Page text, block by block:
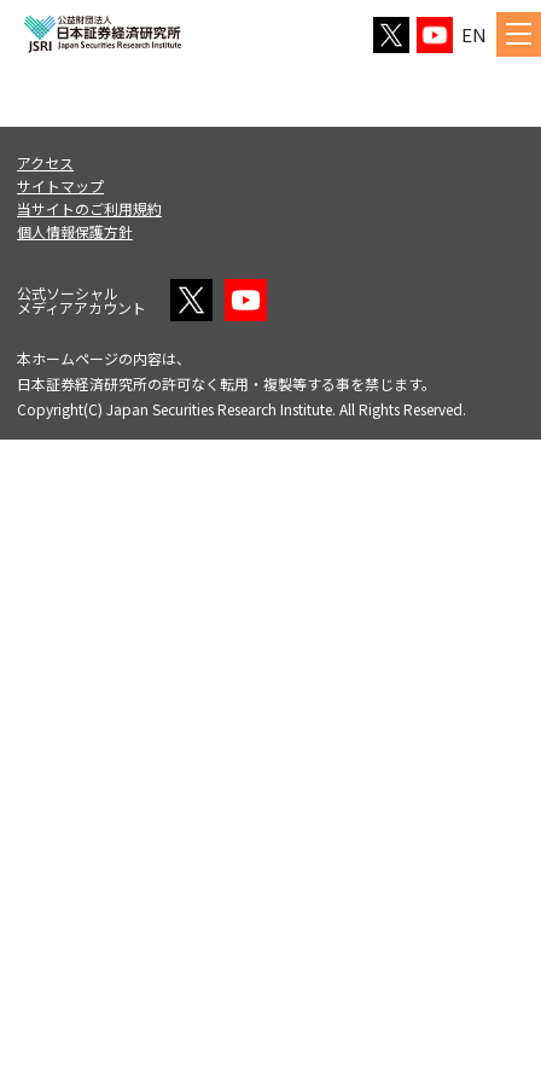
EN
アクセス
サイトマップ
当サイトのご利用規約
個人情報保護方針
公式ソーシャル
メディアアカウント
本ホームページの内容は、
日本証券経済研究所の許可なく転用・複製等する事を禁じます。
Copyright(C) Japan Securities Research Institute. All Rights Reserved.